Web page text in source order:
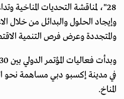
28"، لمناقشة التحديات المناخية
وإيجاد الحلول والبدائل من خلال
والمتجددة وعرض فرص التنمية
في مدينة إكسبو دبي مساهمة نحو
المناخ.